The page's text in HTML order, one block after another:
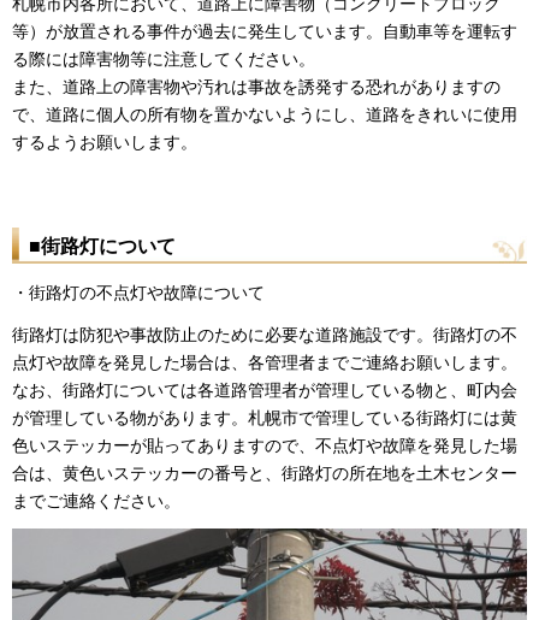
等）が放置される事件が過去に発生しています。自動車等を運転す
る際には障害物等に注意してください。
また、道路上の障害物や汚れは事故を誘発する恐れがありますの
で、道路に個人の所有物を置かないようにし、道路をきれいに使用
するようお願いします。
■街路灯について
・街路灯の不点灯や故障について
街路灯は防犯や事故防止のために必要な道路施設です。街路灯の不
点灯や故障を発見した場合は、各管理者までご連絡お願いします。
なお、街路灯については各道路管理者が管理している物と、町内会
が管理している物があります。札幌市で管理している街路灯には黄
色いステッカーが貼ってありますので、不点灯や故障を発見した場
合は、黄色いステッカーの番号と、街路灯の所在地を土木センター
までご連絡ください。